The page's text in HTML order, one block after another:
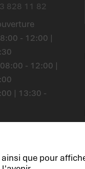
828 11 82
- 12:00 |
- 12:00 |
| 13:30 -